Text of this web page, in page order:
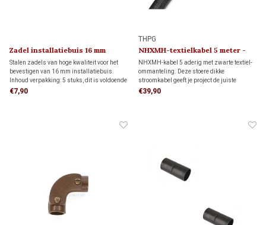
Zadel installatiebuis 16 mm
Stalen zadels van hoge kwaliteit voor het
bevestigen van 16 mm installatiebuis.
Inhoud verpakking: 5 stuks, dit is voldoende
voor 3 meter installatiebuis.
€7,90
THPG
NHXMH-textielkabel 5 meter -
2,5 mm²
NHXMH-kabel 5 aderig met zwarte textiel-
ommanteling. Deze stoere dikke
stroomkabel geeft je project de juiste
industriële uitstraling en is geschikt om
€39,90